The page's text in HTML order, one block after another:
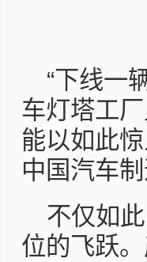
“下线一
车灯塔工
能以如此
中国汽车
不仅如
位的飞跃